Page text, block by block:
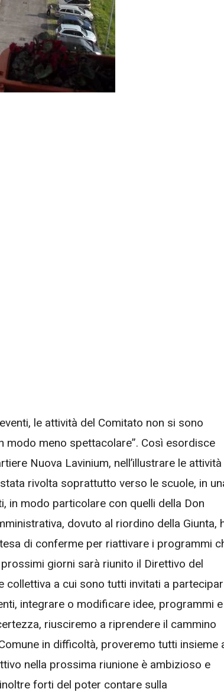
le attività del Comitato non si sono
meno spettacolare”. Così esordisce
Nuova Lavinium, nell’illustrare le attività
rivolta soprattutto verso le scuole, in
in modo particolare con quelli della Don
dovuto al riordino della Giunta,
di conferme per riattivare i programmi
giorni sarà riunito il Direttivo del
collettiva a cui sono tutti invitati a
integrare o modificare idee, programmi e
riusciremo a riprendere il cammino
in difficoltà, proveremo tutti insieme
nella prossima riunione è ambizioso e
forti del poter contare sulla